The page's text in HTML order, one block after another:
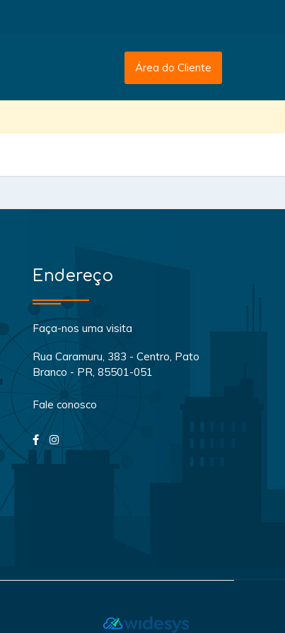
Área do Cliente
Endereço
Faça-nos uma visita
Rua Caramuru, 383 - Centro, Pato
Branco - PR, 85501-051
Fale conosco